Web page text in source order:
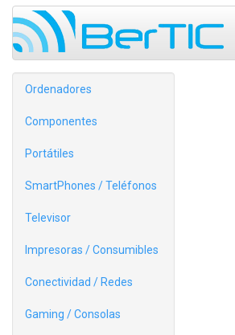
Ordenadores
Componentes
Portátiles
SmartPhones / Teléfonos
Televisor
Impresoras / Consumibles
Conectividad / Redes
Gaming / Consolas